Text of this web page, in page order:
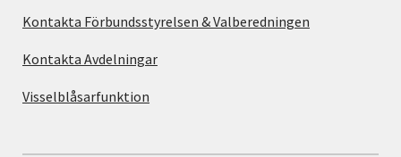
Kontakta Förbundsstyrelsen & Valberedningen
Kontakta Avdelningar
Visselblåsarfunktion